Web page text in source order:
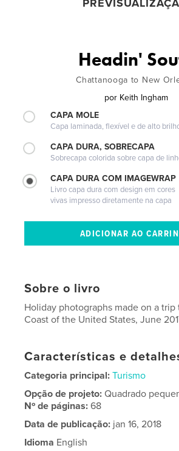
Headin'
Chattanooga to New
por Keith Ingham
CAPA MOLE
Capa laminada, flexível e de alto
CAPA DURA, SOBRECAPA
Sobrecapa colorida sobre capa de
CAPA DURA COM IMAGEWRAP
Livro capa dura com design em cores
vivas impresso diretamente na capa
Sobre o livro
Holiday photographs made on a
Coast of the United States, June
Características e
Categoria principal: Turismo
Opção de projeto:Quadrado
Nº de páginas:68
Data de publicação: jan 16, 2018
Idioma English